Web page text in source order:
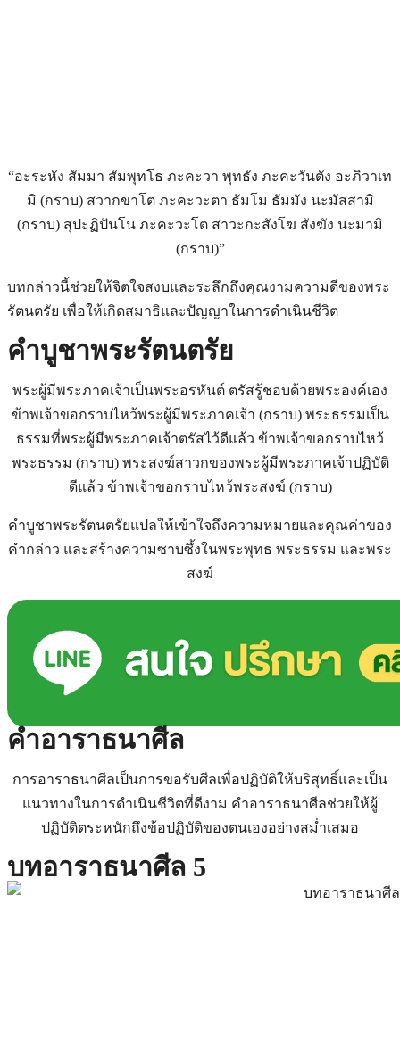
“อะระหัง สัมมา สัมพุทโธ ภะคะวา พุทธัง ภะคะวันตัง อะภิวาเท
มิ (กราบ) สวากขาโต ภะคะวะตา ธัมโม ธัมมัง นะมัสสามิ
(กราบ) สุปะฏิปันโน ภะคะวะโต สาวะกะสังโฆ สังฆัง นะมามิ
(กราบ)”
บทกล่าวนี้ช่วยให้จิตใจสงบและระลึกถึงคุณงามความดีของพระ
รัตนตรัย เพื่อให้เกิดสมาธิและปัญญาในการดำเนินชีวิต
คําบูชาพระรัตนตรัย
พระผู้มีพระภาคเจ้าเป็นพระอรหันต์ ตรัสรู้ชอบด้วยพระองค์เอง
ข้าพเจ้าขอกราบไหว้พระผู้มีพระภาคเจ้า (กราบ) พระธรรมเป็น
ธรรมที่พระผู้มีพระภาคเจ้าตรัสไว้ดีแล้ว ข้าพเจ้าขอกราบไหว้
พระธรรม (กราบ) พระสงฆ์สาวกของพระผู้มีพระภาคเจ้าปฏิบัติ
ดีแล้ว ข้าพเจ้าขอกราบไหว้พระสงฆ์ (กราบ)
คำบูชาพระรัตนตรัยแปลให้เข้าใจถึงความหมายและคุณค่าของ
คำกล่าว และสร้างความซาบซึ้งในพระพุทธ พระธรรม และพระ
สงฆ์
คําอาราธนาศีล
การอาราธนาศีลเป็นการขอรับศีลเพื่อปฏิบัติให้บริสุทธิ์และเป็น
แนวทางในการดำเนินชีวิตที่ดีงาม คำอาราธนาศีลช่วยให้ผู้
ปฏิบัติตระหนักถึงข้อปฏิบัติของตนเองอย่างสม่ำเสมอ
บทอาราธนาศีล 5